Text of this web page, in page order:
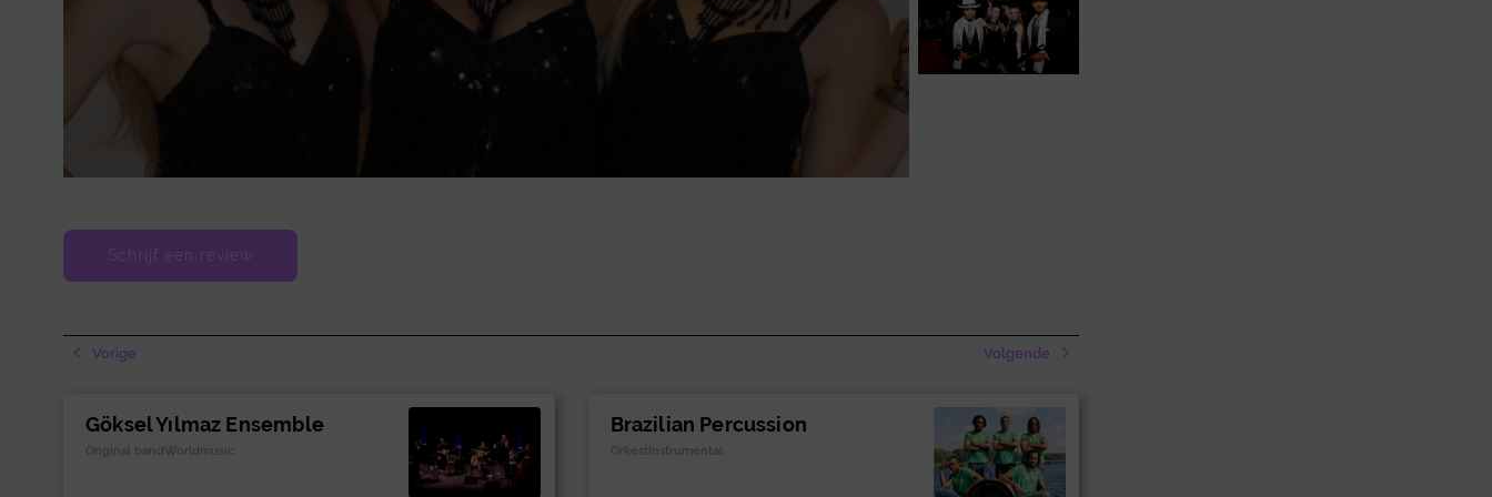
Schrijf een review
Vorige Volgende
Göksel Yılmaz Ensemble
Original bandWorldmusic
Brazilian Percussion
OrkestInstrumental